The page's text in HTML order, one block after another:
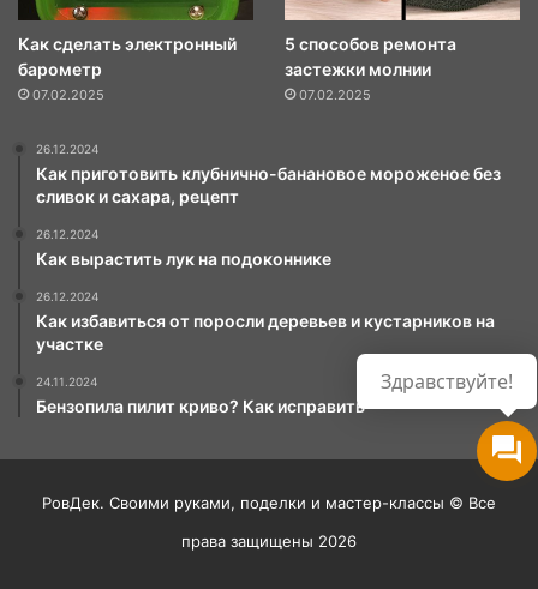
Как сделать электронный
барометр
07.02.2025
5 способов ремонта
застежки молнии
07.02.2025
26.12.2024
Как приготовить клубнично-банановое мороженое без
сливок и сахара, рецепт
26.12.2024
Как вырастить лук на подоконнике
26.12.2024
Как избавиться от поросли деревьев и кустарников на
участке
24.11.2024
Бензопила пилит криво? Как исправить
РовДек. Своими руками, поделки и мастер-классы © Все
права защищены 2026